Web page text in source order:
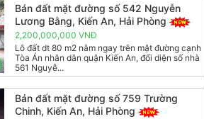
Bán đất mặt đường số 542 Nguyễn
Lương Bằng, Kiến An, Hải Phòng
2,200,000,000 VNĐ
Lô đất dt 80 m2 nằm ngay trên mặt đường cạnh
Tòa Án nhân dân quận Kiến An, đối diện số nhà
561 Nguyễ...
Bán đất mặt đường số 759 Trường
Chinh, Kiến An, Hải Phòng